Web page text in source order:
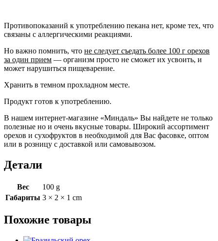
Противопоказаний к употреблению пекана нет, кроме тех, что
связаны с аллергическими реакциями.
Но важно помнить, что не следует съедать более 100 г орехов
за один прием — организм просто не сможет их усвоить, и
может нарушиться пищеварение.
Хранить в темном прохладном месте.
Продукт готов к употреблению.
В нашем интернет-магазине «Миндаль» Вы найдете не только
полезные но и очень вкусные товары. Широкий ассортимент
орехов и сухофруктов в необходимой для Вас фасовке, оптом
или в розницу с доставкой или самовывозом.
Детали
Вес
100 g
Габариты 3 × 2 × 1 cm
Похожие товары